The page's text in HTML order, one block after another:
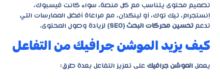
تصميم محتوى يتناسب مع كل منصة، سواء كانت فيسبوك،
إنستجرام، تيك توك، أو لينكدإن، مع مراعاة أفضل الممارسات التي
تدعم تحسين محركات البحث (SEO) لزيادة وصول المحتوى.
كيف يزيد الموشن جرافيك من التفاعل
يعمل الموشن جرافيك على تعزيز التفاعل بعدة طرق: